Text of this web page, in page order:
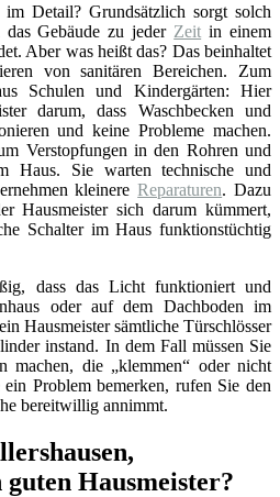
Detail? Grundsätzlich sorgt solch
das Gebäude zu jeder Zeit in einem
Aber was heißt das? Das beinhaltet
von sanitären Bereichen. Zum
Schulen und Kindergärten: Hier
darum, dass Waschbecken und
und keine Probleme machen.
Verstopfungen in den Rohren und
Haus. Sie warten technische und
kleinereReparaturen. Dazu
Hausmeister sich darum kümmert,
Schalter im Haus funktionstüchtig
dass das Licht funktioniert und
oder auf dem Dachboden im
Hausmeister sämtliche Türschlösser
instand. In dem Fall müssen Sie
machen, die „klemmen“ oder nicht
Problem bemerken, rufen Sie den
bereitwillig annimmt.
Hausmeister?